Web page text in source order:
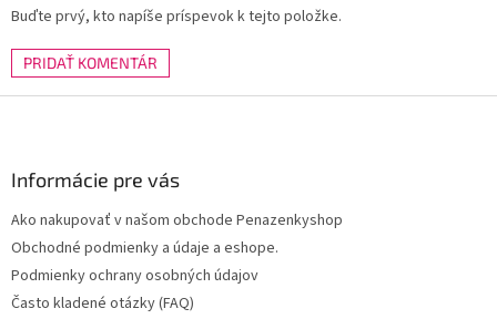
Buďte prvý, kto napíše príspevok k tejto položke.
PRIDAŤ KOMENTÁR
Informácie pre vás
Ako nakupovať v našom obchode Penazenkyshop
Obchodné podmienky a údaje a eshope.
Podmienky ochrany osobných údajov
Často kladené otázky (FAQ)